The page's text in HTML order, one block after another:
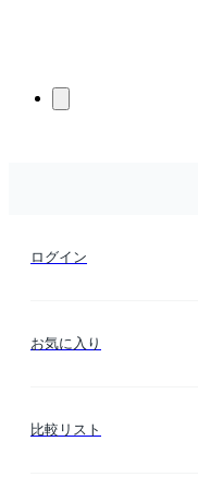
ログイン
お気に入り
比較リスト